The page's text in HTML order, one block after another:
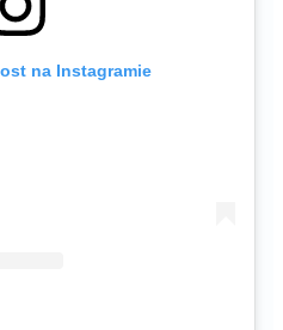
na Instagramie